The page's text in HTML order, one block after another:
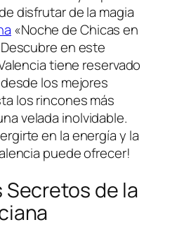
disfrutar de la magia‌
«Noche de Chicas⁤ en
en este
tiene‌ reservado
los mejores
los rincones más
velada inolvidable.
en la energía y la
puede ofrecer!
de ‌la